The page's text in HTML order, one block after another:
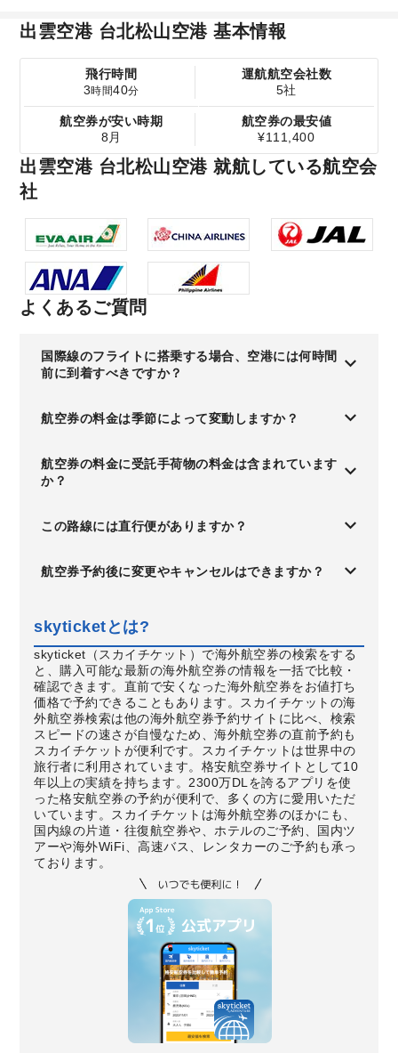
出雲空港 台北松山空港 基本情報
飛行時間
3時間40分
運航航空会社数
5社
航空券が安い時期
8月
航空券の最安値
¥111,400
出雲空港 台北松山空港 就航している航空会
社
よくあるご質問
国際線のフライトに搭乗する場合、空港には何時間
前に到着すべきですか？
航空券の料金は季節によって変動しますか？
航空券の料金に受託手荷物の料金は含まれています
か？
この路線には直行便がありますか？
航空券予約後に変更やキャンセルはできますか？
skyticketとは?
skyticket（スカイチケット）で海外航空券の検索をする
と、購入可能な最新の海外航空券の情報を一括で比較・
確認できます。直前で安くなった海外航空券をお値打ち
価格で予約できることもあります。スカイチケットの海
外航空券検索は他の海外航空券予約サイトに比べ、検索
スピードの速さが自慢なため、海外航空券の直前予約も
スカイチケットが便利です。スカイチケットは世界中の
旅行者に利用されています。格安航空券サイトとして10
年以上の実績を持ちます。2300万DLを誇るアプリを使
った格安航空券の予約が便利で、多くの方に愛用いただ
いています。スカイチケットは海外航空券のほかにも、
国内線の片道・往復航空券や、ホテルのご予約、国内ツ
アーや海外WiFi、高速バス、レンタカーのご予約も承っ
ております。